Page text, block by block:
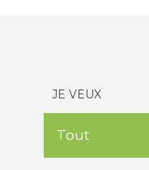
JE VEUX